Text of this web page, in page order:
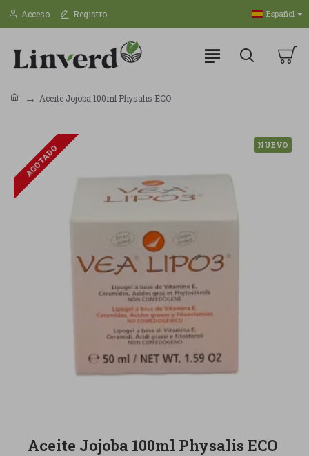
Acceso Registro Español
Aceite Jojoba 100ml Physalis ECO
NUEVO
AGOTADO
Aceite Jojoba 100ml Physalis ECO